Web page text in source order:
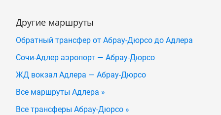
Другие маршруты
Обратный трансфер от Абрау-Дюрсо до Адлера
Сочи-Адлер аэропорт — Абрау-Дюрсо
ЖД вокзал Адлера — Абрау-Дюрсо
Все маршруты Адлера »
Все трансферы Абрау-Дюрсо »